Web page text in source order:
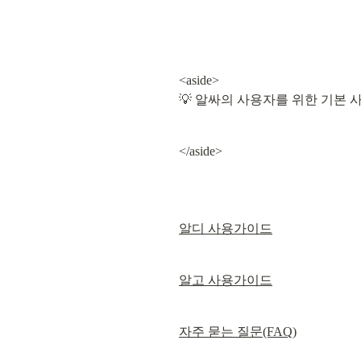
<aside>
💡 알싸의 사용자를 위한 기본
</aside>
알디 사용가이드
알고 사용가이드
자주 묻는 질문(FAQ)